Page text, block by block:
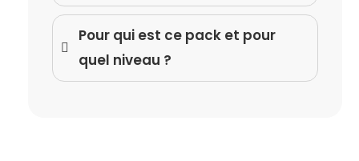
Pour qui est ce pack et pour
quel niveau ?